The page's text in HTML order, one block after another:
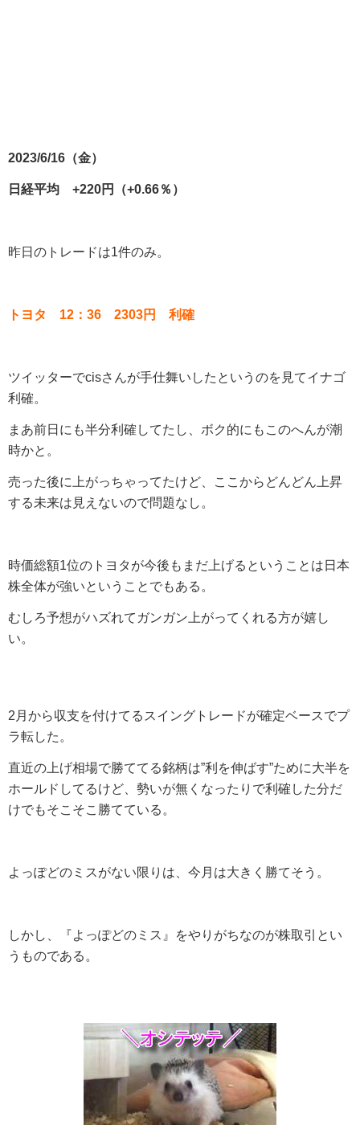
2023/6/16（金）
日経平均 +220円（+0.66％）
昨日のトレードは1件のみ。
トヨタ 12：36 2303円 利確
ツイッターでcisさんが手仕舞いしたというのを見てイナゴ
利確。
まあ前日にも半分利確してたし、ボク的にもこのへんが潮
時かと。
売った後に上がっちゃってたけど、ここからどんどん上昇
する未来は見えないので問題なし。
時価総額1位のトヨタが今後もまだ上げるということは日本
株全体が強いということでもある。
むしろ予想がハズれてガンガン上がってくれる方が嬉し
い。
2月から収支を付けてるスイングトレードが確定ベースでプ
ラ転した。
直近の上げ相場で勝ててる銘柄は”利を伸ばす”ために大半を
ホールドしてるけど、勢いが無くなったりで利確した分だ
けでもそこそこ勝てている。
よっぽどのミスがない限りは、今月は大きく勝てそう。
しかし、『よっぽどのミス』をやりがちなのが株取引とい
うものである。